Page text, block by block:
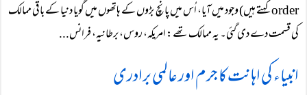
order کہتے ہیں) وجود میں آیا، اُس میں پانچ بڑوں کے ہاتھوں میں گویا دنیا کے باقی ممالک
کی قسمت دے دی گئی۔ یہ ممالک تھے: امریکہ، روس، برطانیہ، فرانس...
انبیاء کی اہانت کا جرم اور عالمی برادری